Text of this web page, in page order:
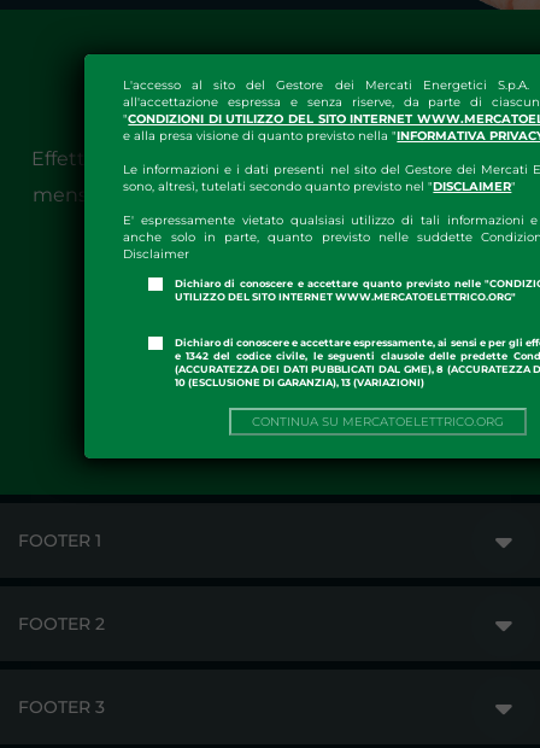
L'accesso al sito del Gestore dei Mercati Energetici S.p.A.
all'accettazione espressa e senza riserve, da parte di
"CONDIZIONI DI UTILIZZO DEL SITO INTERNET
e alla presa visione di quanto previsto nella "INFORMATIVA
Le informazioni e i dati presenti nel sito del Gestore dei Mercati
sono, altresì, tutelati secondo quanto previsto nel "DISCLAIMER"
E' espressamente vietato qualsiasi utilizzo di tali informazioni
anche solo in parte, quanto previsto nelle suddette
Disclaimer
Dichiaro di conoscere e accettare quanto previsto nelle
UTILIZZO DEL SITO INTERNET WWW.MERCATOELETTRICO.ORG"
Dichiaro di conoscere e accettare espressamente, ai sensi e per gli
e 1342 del codice civile, le seguenti clausole delle predette
(ACCURATEZZA DEI DATI PUBBLICATI DAL GME), 8 (ACCURATEZZA
10 (ESCLUSIONE DI GARANZIA), 13 (VARIAZIONI)
CONTINUA SU MERCATOELETTRICO.ORG
Newsletter GME
Effettua la registrazione e ricevi gli aggiornamenti
mensili sui principali trend del settore energetico
Hai già un profilo? Accedi qui
Per l'ultima newsletterClicca qui
FOOTER 1
FOOTER 2
FOOTER 3